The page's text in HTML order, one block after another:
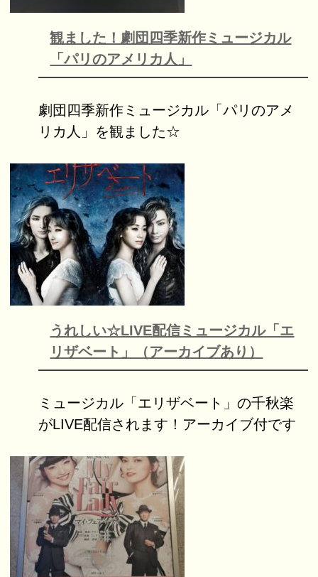
観ました！劇団四季新作ミュージカル
「パリのアメリカ人」
劇団四季新作ミュージカル「パリのアメ
リカ人」を観ました☆
うれしい☆LIVE配信ミュージカル「エ
リザベート」（アーカイブあり）
ミュージカル「エリザベート」の千秋楽
がLIVE配信されます！アーカイブ付です